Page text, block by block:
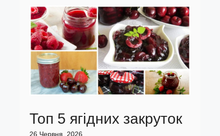
Топ 5 ягідних закруток
26 Червня, 2026